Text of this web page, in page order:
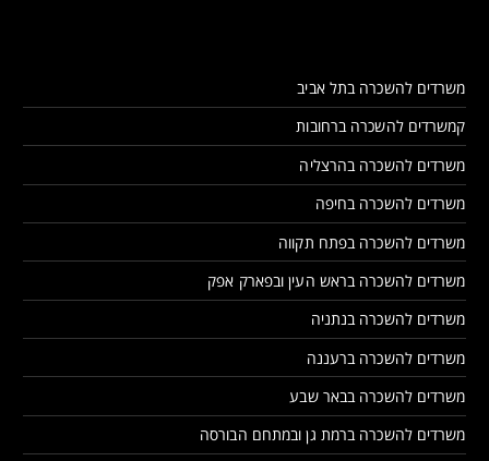
משרדים להשכרה בתל אביב
קמשרדים להשכרה ברחובות
משרדים להשכרה בהרצליה
משרדים להשכרה בחיפה
משרדים להשכרה בפתח תקווה
משרדים להשכרה בראש העין ובפארק אפק
משרדים להשכרה בנתניה
משרדים להשכרה ברעננה
משרדים להשכרה בבאר שבע
משרדים להשכרה ברמת גן ובמתחם הבורסה